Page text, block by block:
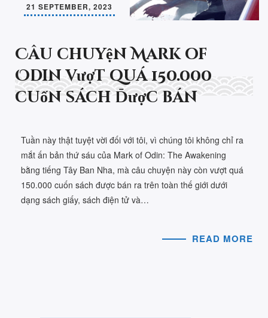
21 SEPTEMBER, 2023
Câu chuyện Mark of
Odin vượt quá 150.000
cuốn sách được bán
Tuần này thật tuyệt vời đối với tôi, vì chúng tôi không chỉ ra
mắt ấn bản thứ sáu của Mark of Odin: The Awakening
bằng tiếng Tây Ban Nha, mà câu chuyện này còn vượt quá
150.000 cuốn sách được bán ra trên toàn thế giới dưới
dạng sách giấy, sách điện tử và…
READ MORE